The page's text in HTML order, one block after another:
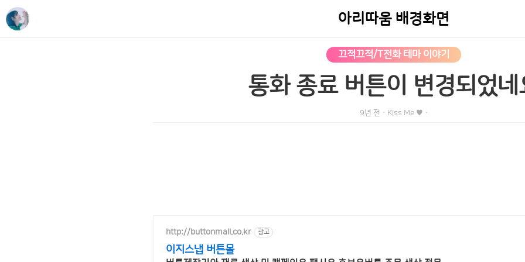
아리따움 배경화면
끄적끄적/T전화 테마 이야기
통화 종료 버튼이 변경되었네
9년 전 · Kiss Me ♥ ·
http://buttonmall.co.kr 광고
이지스냅 버튼몰